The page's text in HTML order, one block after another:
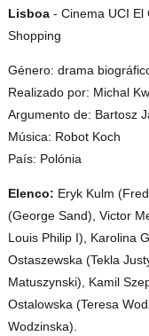
Lisboa - Cinema UCI
Shopping
Género: drama
Realizado por: Michal
Argumento de: Bartosz
Música: Robot Koch
País: Polónia
Elenco: Eryk Kulm
(George Sand), Victor
Louis Philip I), Karolina
Ostaszewska (Tekla
Matuszynski), Kamil
Ostalowska (Teresa
Wodzinska).